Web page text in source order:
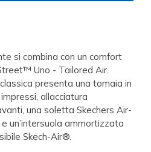
si combina con un comfort
Uno - Tailored Air.
presenta una tomaia in
allacciatura
una soletta Skechers Air-
un’intersuola ammortizzata
Skech-Air®.